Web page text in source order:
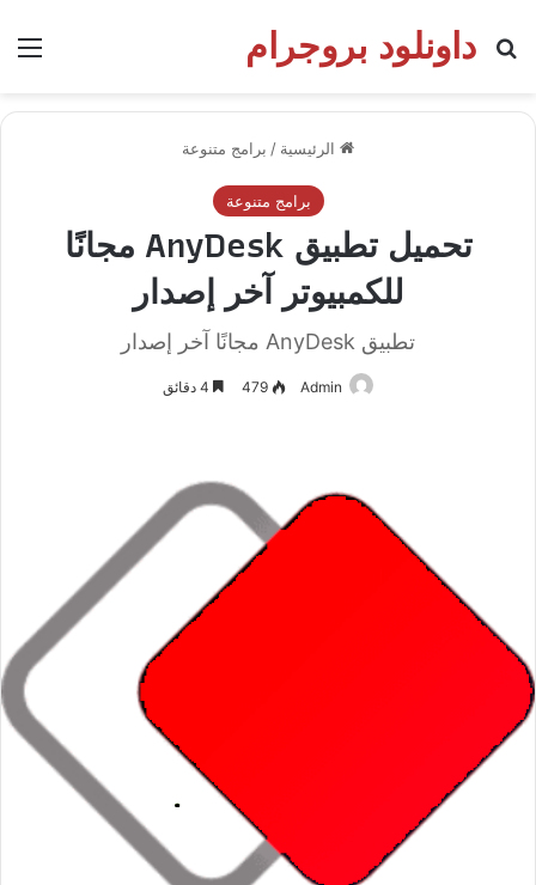
داونلود بروجرام
بحث عن
الرئيسية / برامج متنوعة
برامج متنوعة
تحميل تطبيق AnyDesk مجانًا
للكمبيوتر آخر إصدار
تطبيق AnyDesk مجانًا آخر إصدار
Admin
479